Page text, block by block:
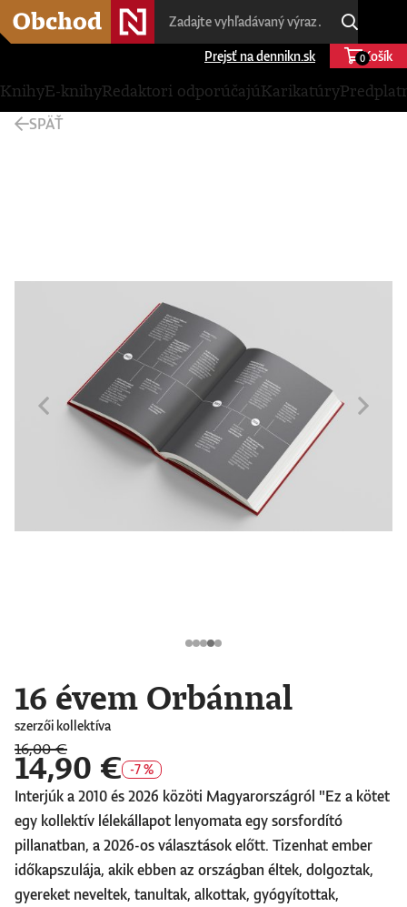
Prejsť na dennikn.sk Košík
0
KnihyE-knihyRedaktori odporúčajúKarikatúry
SPÄŤ
16 évem Orbánnal
szerzői kollektíva
16,00 €
14,90 € -7 %
Interjúk a 2010 és 2026 közöti Magyarországról "Ez a kötet
egy kollektív lélekállapot lenyomata egy sorsfordító
pillanatban, a 2026-os választások előtt. Tizenhat ember
időkapszulája, akik ebben az országban éltek, dolgoztak,
gyereket neveltek, tanultak, alkottak, gyógyítottak,